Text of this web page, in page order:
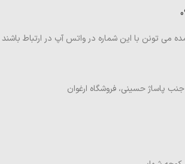
تونن با این شماره در واتس آپ در ارتباط باشند
جنب پاساژ حسینی، فروشگاه ارغوان